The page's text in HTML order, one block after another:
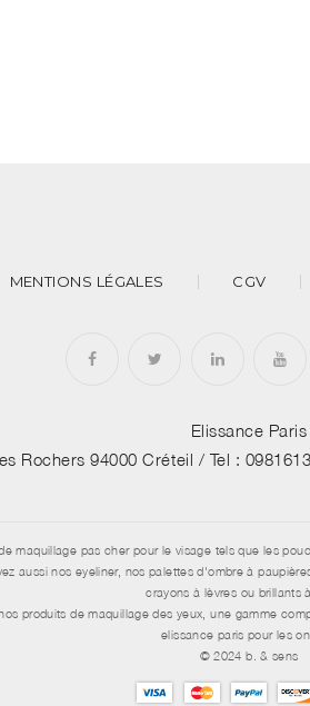
MENTIONS LÉGALES CGV
Elissance Paris
Rochers 94000 Créteil / Tel :
maquillage pas cher pour le visage tels que les
aussi nos eyeliner, nos palettes d'ombre à
crayons à lèvres ou brillants
produits de maquillage des yeux, une gamme
elissance paris pour les
© 2024 b. & sens